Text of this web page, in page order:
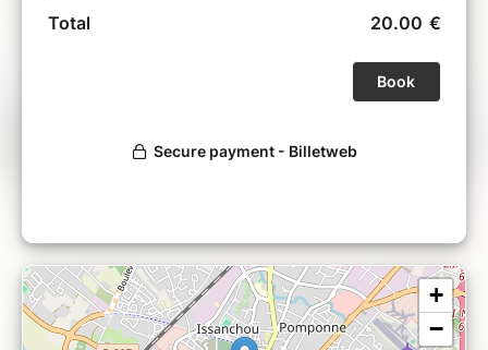
vous reconnecter à vos sensations, à votre
Cette pratique peut soutenir :
• une détente profonde et une meilleure
régulation du système nerveux
• la libération de tensions émotionnelles
enfouies
+
−